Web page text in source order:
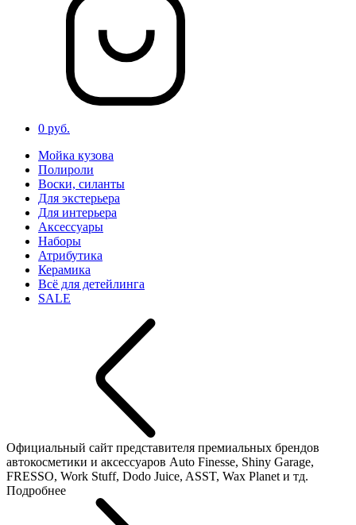
0 руб.
Мойка кузова
Полироли
Воски, силанты
Для экстерьера
Для интерьера
Аксессуары
Наборы
Атрибутика
Керамика
Всё для детейлинга
SALE
Официальный сайт представителя премиальных брендов
автокосметики и аксессуаров Auto Finesse, Shiny Garage,
FRESSO, Work Stuff, Dodo Juice, ASST, Wax Planet и тд.
Подробнее